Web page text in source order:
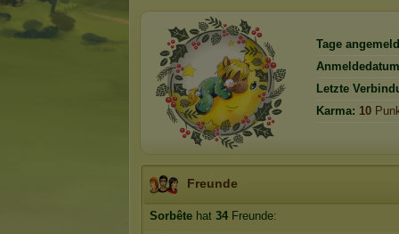
Tage
Letzte
Karma: 10
Freunde
Sorbête hat 34 Freunde: